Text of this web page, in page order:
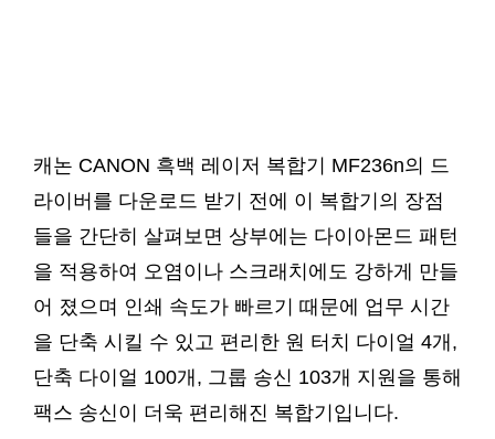
캐논 CANON 흑백 레이저 복합기 MF236n의 드
라이버를 다운로드 받기 전에 이 복합기의 장점
들을 간단히 살펴보면 상부에는 다이아몬드 패턴
을 적용하여 오염이나 스크래치에도 강하게 만들
어 졌으며 인쇄 속도가 빠르기 때문에 업무 시간
을 단축 시킬 수 있고 편리한 원 터치 다이얼 4개,
단축 다이얼 100개, 그룹 송신 103개 지원을 통해
팩스 송신이 더욱 편리해진 복합기입니다.